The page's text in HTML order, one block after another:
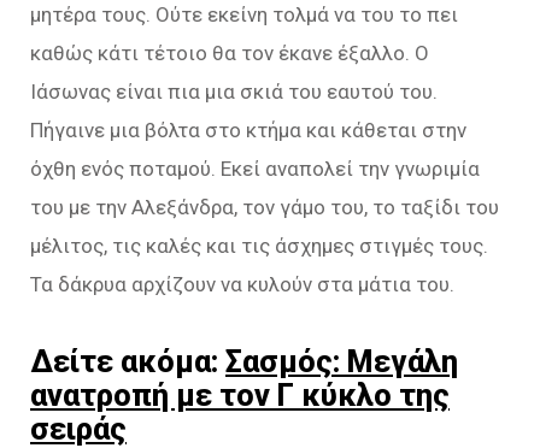
μητέρα τους. Ούτε εκείνη τολμά να του το πει
καθώς κάτι τέτοιο θα τον έκανε έξαλλο. Ο
Ιάσωνας είναι πια μια σκιά του εαυτού του.
Πήγαινε μια βόλτα στο κτήμα και κάθεται στην
όχθη ενός ποταμού. Εκεί αναπολεί την γνωριμία
του με την Αλεξάνδρα, τον γάμο του, το ταξίδι του
μέλιτος, τις καλές και τις άσχημες στιγμές τους.
Τα δάκρυα αρχίζουν να κυλούν στα μάτια του.
Δείτε ακόμα: Σασμός: Μεγάλη
ανατροπή με τον Γ κύκλο της
σειράς